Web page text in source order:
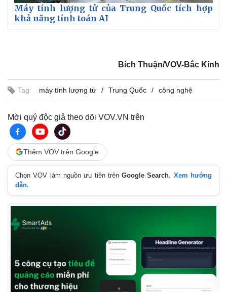
Kinh tế
Thị trường
Chứng khoán
Giá cà phê
Máy tính lượng tử của Trung Quốc tích hợp
khả năng tính toán AI
Bích Thuận/VOV-Bắc Kinh
Tag: máy tính lượng tử Trung Quốc công nghệ
Mời quý độc giả theo dõi VOV.VN trên
Thêm VOV trên Google
Chọn VOV làm nguồn ưu tiên trênGoogle Search
Xem hướng
dẫn.